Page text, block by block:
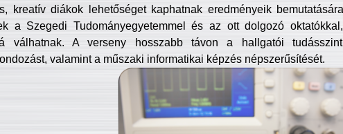
kreatív diákok lehetőséget kaphatnak eredményeik
a Szegedi Tudományegyetemmel és az ott dolgozó
válhatnak. A verseny hosszabb távon a hallgatói
valamint a műszaki informatikai képzés népszerűsítését.